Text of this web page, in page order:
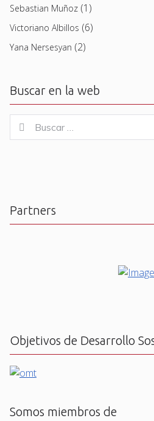
Sebastian Muñoz (1)
Victoriano Albillos (6)
Yana Nersesyan (2)
Buscar en la web
for:
Buscar
Partners
Objetivos de Desarrollo
Somos miembros de